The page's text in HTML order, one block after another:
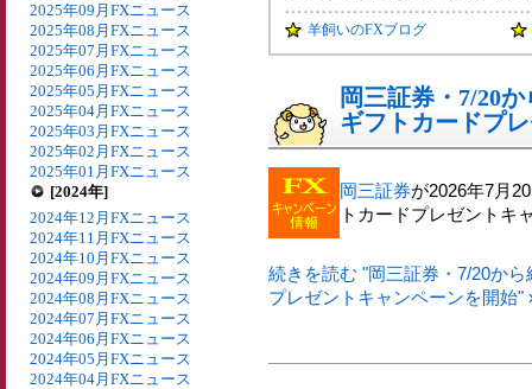
2025年09月FXニュース
2025年08月FXニュース
2025年07月FXニュース
2025年06月FXニュース
2025年05月FXニュース
2025年04月FXニュース
2025年03月FXニュース
2025年02月FXニュース
2025年01月FXニュース
[2024年]
2024年12月FXニュース
2024年11月FXニュース
2024年10月FXニュース
2024年09月FXニュース
2024年08月FXニュース
2024年07月FXニュース
2024年06月FXニュース
2024年05月FXニュース
2024年04月FXニュース
羊飼いのFXブログ
岡三証券・7/20
ギフトカードプ
岡三証券が2026年7月
トカードプレゼントキ
続きを読む "岡三証券・7/20か
プレゼントキャンペーンを開始"